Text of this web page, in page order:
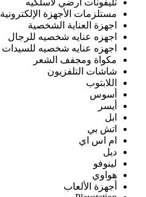
تليفونات ارضي لاسلكيه
مستلزمات الأجهزة الإلكترونية
اجهزة العناية الشخصية
اجهزه عنايه شخصيه للرجال
اجهزه عنايه شخصيه للسيدات
مكواة ومجفف الشعر
شاشات التلفزيون
اللابتوب
أسوس
أيسر
ابل
اتش بي
ام اس اي
ديل
لينوفو
هواوي
أجهزة الألعاب